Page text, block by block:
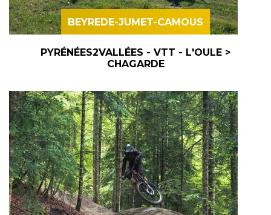
BEYREDE-JUMET-CAMOUS
PYRÉNÉES2VALLÉES - VTT - L'OULE >
CHAGARDE